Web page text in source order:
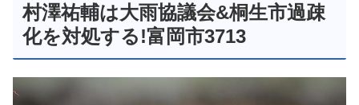
村澤祐輔は大雨協議会&桐生市過疎
化を対処する!富岡市3713